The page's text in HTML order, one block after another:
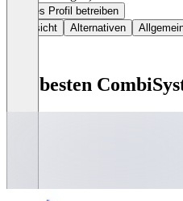
Dieses Profil betreiben
Übersicht
Alternativen
Die besten